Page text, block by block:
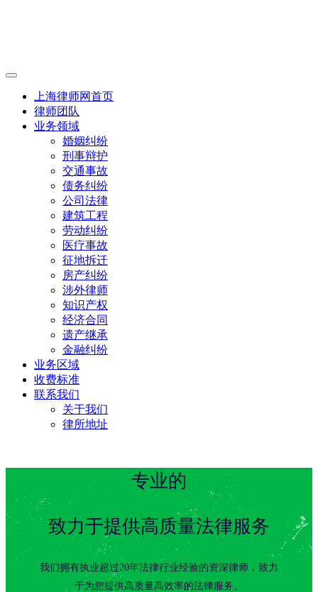
上海律师网首页
律师团队
业务领域
婚姻纠纷
刑事辩护
交通事故
债务纠纷
公司法律
建筑工程
劳动纠纷
医疗事故
征地拆迁
房产纠纷
涉外律师
知识产权
经济合同
遗产继承
金融纠纷
业务区域
收费标准
联系我们
关于我们
律所地址
专业的
致力于提供高质量法律服务
我们拥有执业超过20年法律行业经验的资深律师，致力
于为您提供高质量高效率的法律服务。